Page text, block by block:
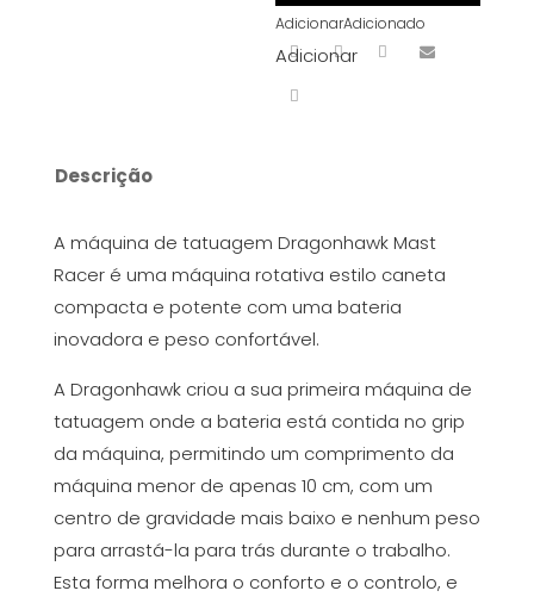
Racer
Wireless
4,0
mm
x
2
battery
AdicionarAdicionado
Adicionar
Descrição
A máquina de tatuagem Dragonhawk Mast
Racer é uma máquina rotativa estilo caneta
compacta e potente com uma bateria
inovadora e peso confortável.
A Dragonhawk criou a sua primeira máquina de
tatuagem onde a bateria está contida no grip
da máquina, permitindo um comprimento da
máquina menor de apenas 10 cm, com um
centro de gravidade mais baixo e nenhum peso
para arrastá-la para trás durante o trabalho.
Esta forma melhora o conforto e o controlo, e